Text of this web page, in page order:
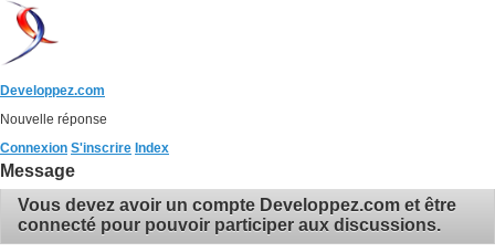
Developpez.com
Nouvelle réponse
Connexion S'inscrire Index
Message
Vous devez avoir un compte Developpez.com et être
connecté pour pouvoir participer aux discussions.